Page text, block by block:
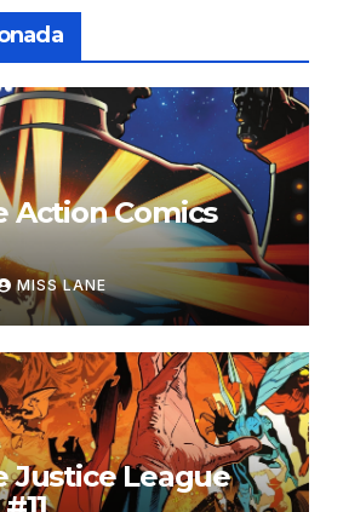
Action Comics
MISS LANE
Justice League